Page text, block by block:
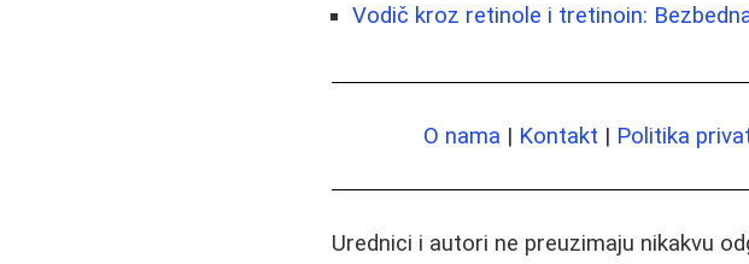
Vodič kroz retinole i tretinoin:
O nama | Kontakt | Politika
Urednici i autori ne preuzimaju nikakvu